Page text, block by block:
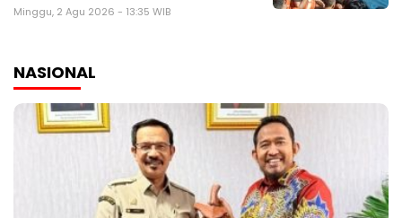
Minggu, 2 Agu 2026 - 13:35 WIB
NASIONAL